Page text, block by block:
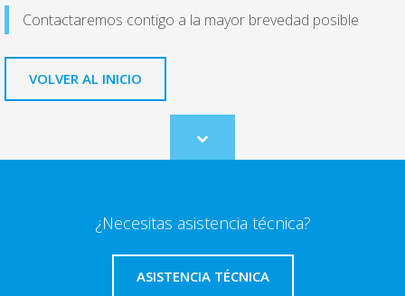
Contactaremos contigo a la mayor brevedad posible
VOLVER AL INICIO
Scroll
to
¿Necesitas asistencia técnica?
ASISTENCIA TÉCNICA